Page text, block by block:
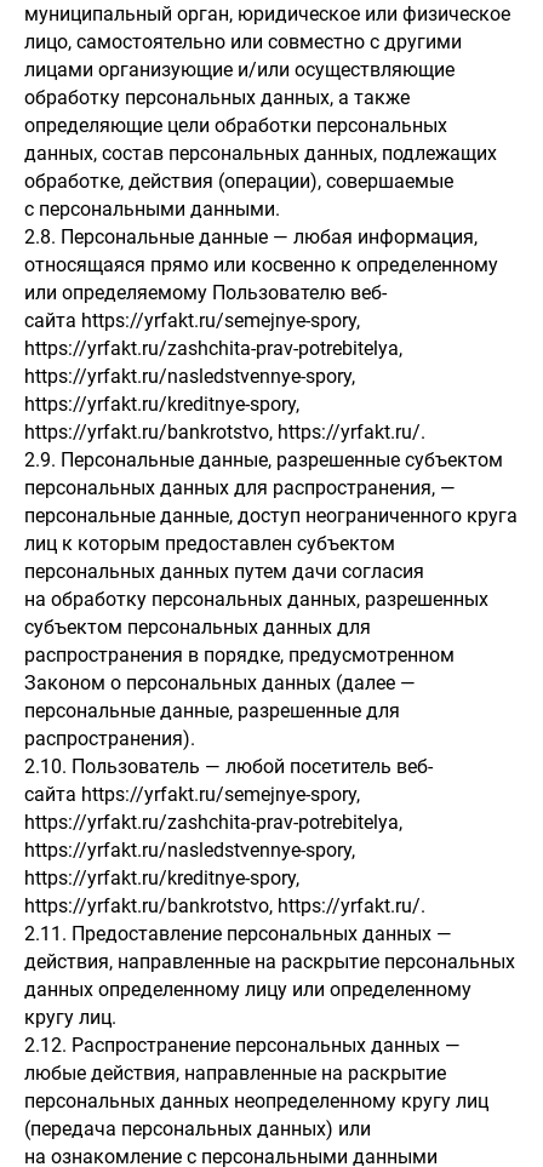
муниципальный орган, юридическое или физическое
лицо, самостоятельно или совместно с другими
лицами организующие и/или осуществляющие
обработку персональных данных, а также
определяющие цели обработки персональных
данных, состав персональных данных, подлежащих
обработке, действия (операции), совершаемые
с персональными данными.
2.8. Персональные данные — любая информация,
относящаяся прямо или косвенно к определенному
или определяемому Пользователю веб-
сайта https://yrfakt.ru/semejnye-spory,
https://yrfakt.ru/zashchita-prav-potrebitelya,
https://yrfakt.ru/nasledstvennye-spory,
https://yrfakt.ru/kreditnye-spory,
https://yrfakt.ru/bankrotstvo, https://yrfakt.ru/.
2.9. Персональные данные, разрешенные субъектом
персональных данных для распространения, —
персональные данные, доступ неограниченного круга
лиц к которым предоставлен субъектом
персональных данных путем дачи согласия
на обработку персональных данных, разрешенных
субъектом персональных данных для
распространения в порядке, предусмотренном
Законом о персональных данных (далее —
персональные данные, разрешенные для
распространения).
2.10. Пользователь — любой посетитель веб-
сайта https://yrfakt.ru/semejnye-spory,
https://yrfakt.ru/zashchita-prav-potrebitelya,
https://yrfakt.ru/nasledstvennye-spory,
https://yrfakt.ru/kreditnye-spory,
https://yrfakt.ru/bankrotstvo, https://yrfakt.ru/.
2.11. Предоставление персональных данных —
действия, направленные на раскрытие персональных
данных определенному лицу или определенному
кругу лиц.
2.12. Распространение персональных данных —
любые действия, направленные на раскрытие
персональных данных неопределенному кругу лиц
(передача персональных данных) или
на ознакомление с персональными данными